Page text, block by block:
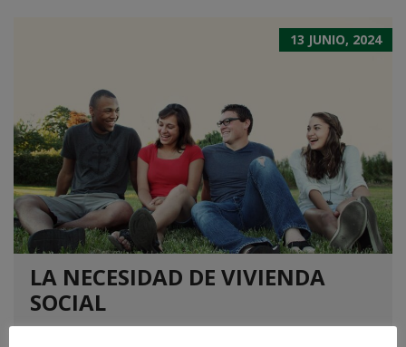
13 JUNIO, 2024
LA NECESIDAD DE VIVIENDA
SOCIAL